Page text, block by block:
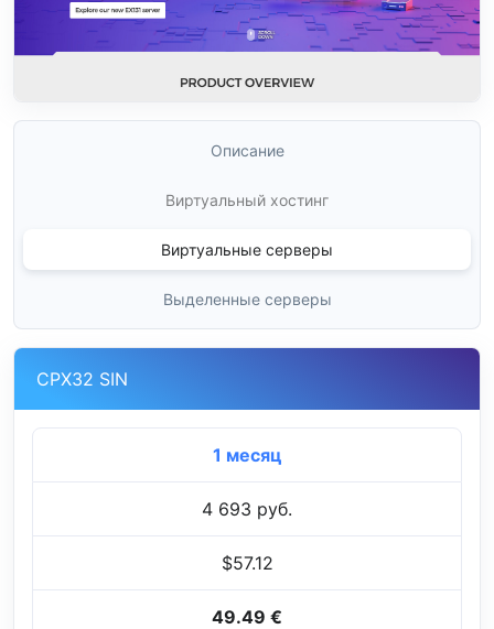
Описание
Виртуальный хостинг
Виртуальные серверы
Выделенные серверы
CPX32 SIN
1 месяц
4 693 руб.
$57.12
49.49 €